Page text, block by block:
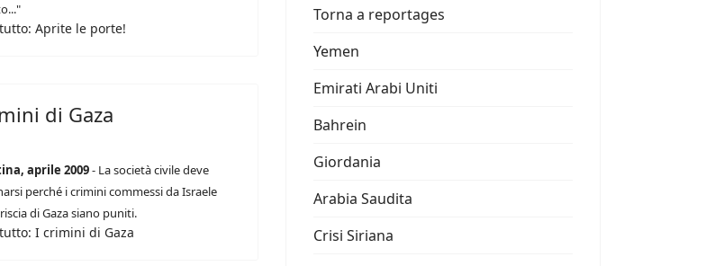
Aprite le porte!
di Gaza
aprile 2009- La società civile deve
perché i crimini commessi da Israele
di Gaza siano puniti.
I crimini di Gaza
Torna a reportages
Yemen
Emirati Arabi Uniti
Bahrein
Giordania
Arabia Saudita
Crisi Siriana